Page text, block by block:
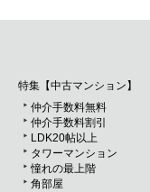
特集【中古マンション】
仲介手数料無料
仲介手数料割引
LDK20帖以上
タワーマンション
憧れの最上階
角部屋